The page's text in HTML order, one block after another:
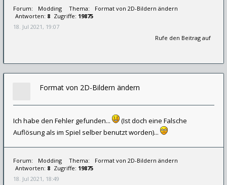
Forum: Modding Thema:
Format von 2D-Bildern ändern
Antworten: 8 Zugriffe: 19875
18. Jul 2021, 19:07
Rufe den Beitrag auf
Format von 2D-Bildern ändern
Ich habe den Fehler gefunden...
(Ist doch eine Falsche
Auflösung als im Spiel selber benutzt worden)...
Forum: Modding Thema:
Format von 2D-Bildern ändern
Antworten: 8 Zugriffe: 19875
18. Jul 2021, 18:49